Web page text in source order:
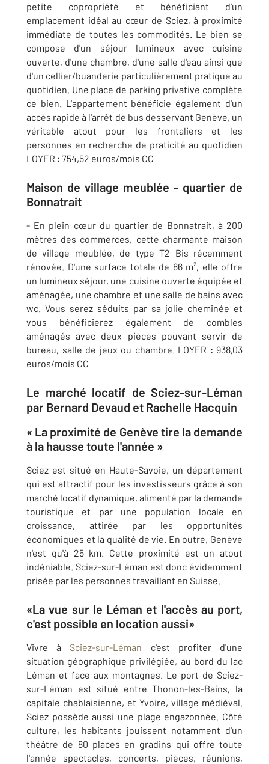
petite copropriété et bénéficiant d'un
emplacement idéal au cœur de Sciez, à proximité
immédiate de toutes les commodités. Le bien se
compose d'un séjour lumineux avec cuisine
ouverte, d'une chambre, d'une salle d'eau ainsi que
d'un cellier/buanderie particulièrement pratique au
quotidien. Une place de parking privative complète
ce bien. L'appartement bénéficie également d'un
accès rapide à l'arrêt de bus desservant Genève, un
véritable atout pour les frontaliers et les
personnes en recherche de praticité au quotidien
LOYER : 754,52 euros/mois CC
Maison de village meublée - quartier de
Bonnatrait
- En plein cœur du quartier de Bonnatrait, à 200
mètres des commerces, cette charmante maison
de village meublée, de type T2 Bis récemment
rénovée. D'une surface totale de 86 m², elle offre
un lumineux séjour, une cuisine ouverte équipée et
aménagée, une chambre et une salle de bains avec
wc. Vous serez séduits par sa jolie cheminée et
vous bénéficierez également de combles
aménagés avec deux pièces pouvant servir de
bureau, salle de jeux ou chambre. LOYER : 938,03
euros/mois CC
Le marché locatif de Sciez-sur-Léman
par Bernard Devaud et Rachelle Hacquin
« La proximité de Genève tire la demande
à la hausse toute l'année »
Sciez est situé en Haute-Savoie, un département
qui est attractif pour les investisseurs grâce à son
marché locatif dynamique, alimenté par la demande
touristique et par une population locale en
croissance, attirée par les opportunités
économiques et la qualité de vie. En outre, Genève
n'est qu'à 25 km. Cette proximité est un atout
indéniable. Sciez-sur-Léman est donc évidemment
prisée par les personnes travaillant en Suisse.
«La vue sur le Léman et l'accès au port,
c'est possible en location aussi»
Vivre à Sciez-sur-Léman c'est profiter d'une
situation géographique privilégiée, au bord du lac
Léman et face aux montagnes. Le port de Sciez-
sur-Léman est situé entre Thonon-les-Bains, la
capitale chablaisienne, et Yvoire, village médiéval.
Sciez possède aussi une plage engazonnée. Côté
culture, les habitants jouissent notamment d'un
théâtre de 80 places en gradins qui offre toute
l'année spectacles, concerts, pièces, réunions,